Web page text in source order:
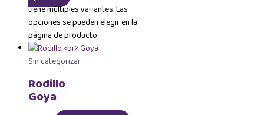
tiene múltiples variantes. Las
opciones se pueden elegir en la
página de producto
Sin categorizar
Rodillo
Goya